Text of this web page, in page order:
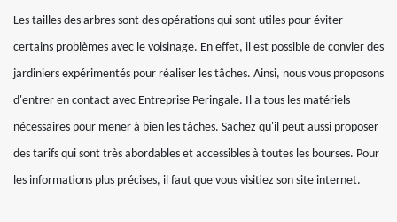
Les tailles des arbres sont des opérations qui sont utiles pour éviter
certains problèmes avec le voisinage. En effet, il est possible de convier des
jardiniers expérimentés pour réaliser les tâches. Ainsi, nous vous proposons
d'entrer en contact avec Entreprise Peringale. Il a tous les matériels
nécessaires pour mener à bien les tâches. Sachez qu'il peut aussi proposer
des tarifs qui sont très abordables et accessibles à toutes les bourses. Pour
les informations plus précises, il faut que vous visitiez son site internet.